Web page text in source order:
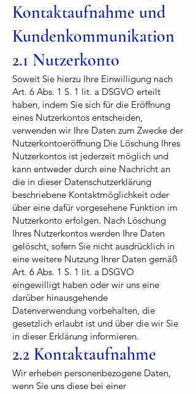
Kontaktaufnahme und
Kundenkommunikation
2.1 Nutzerkonto
Soweit Sie hierzu Ihre Einwilligung nach
Art. 6 Abs. 1 S. 1 lit. a DSGVO erteilt
haben, indem Sie sich für die Eröffnung
eines Nutzerkontos entscheiden,
verwenden wir Ihre Daten zum Zwecke der
Nutzerkontoeröffnung Die Löschung Ihres
Nutzerkontos ist jederzeit möglich und
kann entweder durch eine Nachricht an
die in dieser Datenschutzerklärung
beschriebene Kontaktmöglichkeit oder
über eine dafür vorgesehene Funktion im
Nutzerkonto erfolgen. Nach Löschung
Ihres Nutzerkontos werden Ihre Daten
gelöscht, sofern Sie nicht ausdrücklich in
eine weitere Nutzung Ihrer Daten gemäß
Art. 6 Abs. 1 S. 1 lit. a DSGVO
eingewilligt haben oder wir uns eine
darüber hinausgehende
Datenverwendung vorbehalten, die
gesetzlich erlaubt ist und über die wir Sie
in dieser Erklärung informieren.
2.2 Kontaktaufnahme
Wir erheben personenbezogene Daten,
wenn Sie uns diese bei einer